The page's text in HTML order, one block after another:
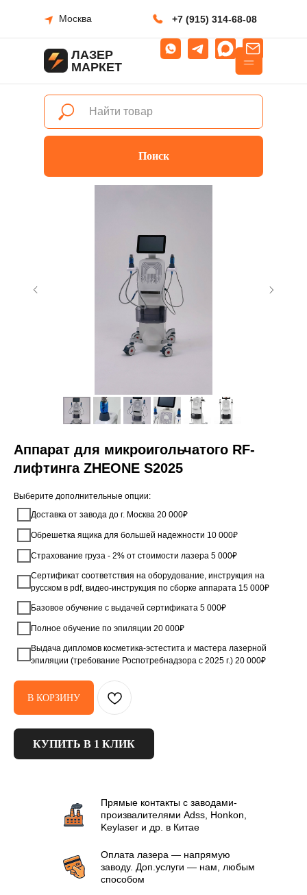
Поиск
ЛАЗЕР
МАРКЕТ
Москва +7 (915) 314-68-08
Аппарат для микроигольчатого RF-
лифтинга ZHEONE S2025
Выберите дополнительные опции:
Доставка от завода до г. Москва 20 000₽
Обрешетка ящика для большей надежности 10 000₽
Страхование груза - 2% от стоимости лазера 5 000₽
Сертификат соответствия на оборудование, инструкция на
русском в pdf, видео-инструкция по сборке аппарата 15 000₽
Базовое обучение с выдачей сертификата 5 000₽
Полное обучение по эпиляции 20 000₽
Выдача дипломов косметика-эстестита и мастера лазерной
эпиляции (требование Роспотребнадзора с 2025 г.) 20 000₽
В КОРЗИНУ
КУПИТЬ В 1 КЛИК
Оплата лазера — напрямую
заводу. Доп.услуги — нам, любым
способом
Прямые контакты с заводами-
произвалителями Аdss, Honkon,
Keylaser и др. в Китае